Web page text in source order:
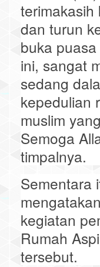
dan turun
buka
ini, sangat
sedang
kepedulian
muslim
Semoga
timpalnya.
Sementara
kegiatan
Rumah
tersebut.